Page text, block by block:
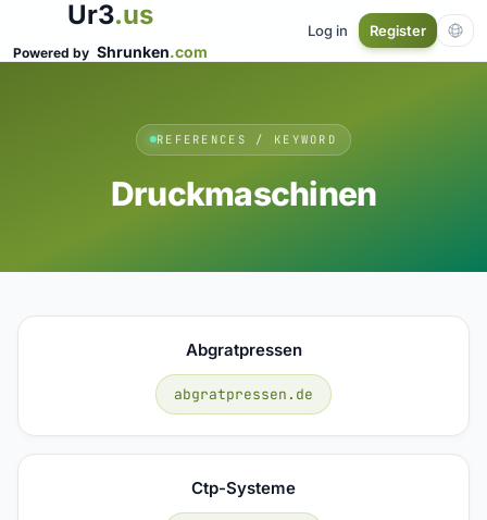
Ur3.us
Powered by Shrunken.com
Log in Register
REFERENCES / KEYWORD
Druckmaschinen
Abgratpressen
abgratpressen.de
Ctp-Systeme